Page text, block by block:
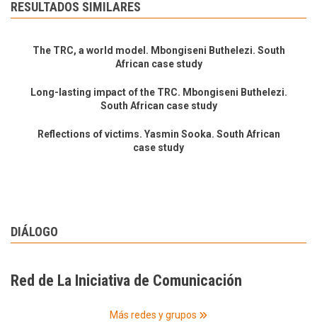
RESULTADOS SIMILARES
The TRC, a world model. Mbongiseni Buthelezi. South
African case study
Long-lasting impact of the TRC. Mbongiseni Buthelezi.
South African case study
Reflections of victims. Yasmin Sooka. South African
case study
DIÁLOGO
Red de La Iniciativa de Comunicación
Más redes y grupos